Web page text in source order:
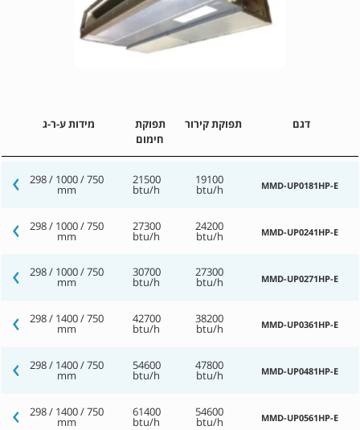
דגם תפוקת קירור
תפוקת
חימום
מידות ע-ר-ג
MMD-UP0181HP-E
19100
btu/h
21500
btu/h
298 / 1000 / 750
mm
MMD-UP0241HP-E
24200
btu/h
27300
btu/h
298 / 1000 / 750
mm
MMD-UP0271HP-E
27300
btu/h
30700
btu/h
298 / 1000 / 750
mm
MMD-UP0361HP-E
38200
btu/h
42700
btu/h
298 / 1400 / 750
mm
MMD-UP0481HP-E
47800
btu/h
54600
btu/h
298 / 1400 / 750
mm
MMD-UP0561HP-E
54600
btu/h
61400
btu/h
298 / 1400 / 750
mm